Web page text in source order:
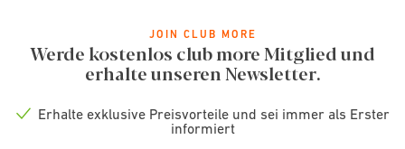
JOIN CLUB MORE
Werde kostenlos club more Mitglied und
erhalte unseren Newsletter.
Erhalte exklusive Preisvorteile und sei immer als Erster
informiert